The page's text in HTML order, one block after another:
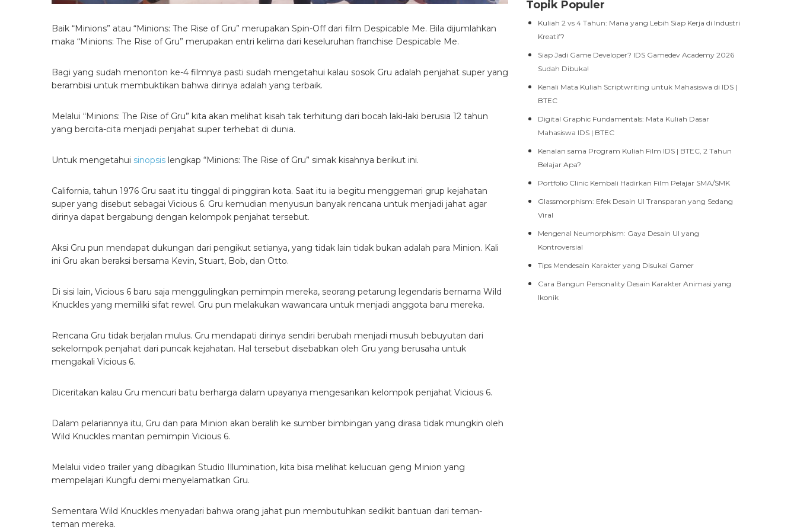
Baik “Minions” atau “Minions: The Rise of Gru” merupakan Spin-Off dari film Despicable Me. Bila dijumlahkan
maka “Minions: The Rise of Gru” merupakan entri kelima dari keseluruhan franchise Despicable Me.
Bagi yang sudah menonton ke-4 filmnya pasti sudah mengetahui kalau sosok Gru adalah penjahat super yang
berambisi untuk membuktikan bahwa dirinya adalah yang terbaik.
Melalui “Minions: The Rise of Gru” kita akan melihat kisah tak terhitung dari bocah laki-laki berusia 12 tahun
yang bercita-cita menjadi penjahat super terhebat di dunia.
Untuk mengetahui sinopsis lengkap “Minions: The Rise of Gru” simak kisahnya berikut ini.
California, tahun 1976 Gru saat itu tinggal di pinggiran kota. Saat itu ia begitu menggemari grup kejahatan
super yang disebut sebagai Vicious 6. Gru kemudian menyusun banyak rencana untuk menjadi jahat agar
dirinya dapat bergabung dengan kelompok penjahat tersebut.
Aksi Gru pun mendapat dukungan dari pengikut setianya, yang tidak lain tidak bukan adalah para Minion. Kali
ini Gru akan beraksi bersama Kevin, Stuart, Bob, dan Otto.
Di sisi lain, Vicious 6 baru saja menggulingkan pemimpin mereka, seorang petarung legendaris bernama Wild
Knuckles yang memiliki sifat rewel. Gru pun melakukan wawancara untuk menjadi anggota baru mereka.
Rencana Gru tidak berjalan mulus. Gru mendapati dirinya sendiri berubah menjadi musuh bebuyutan dari
sekelompok penjahat dari puncak kejahatan. Hal tersebut disebabkan oleh Gru yang berusaha untuk
mengakali Vicious 6.
Diceritakan kalau Gru mencuri batu berharga dalam upayanya mengesankan kelompok penjahat Vicious 6.
Dalam pelariannya itu, Gru dan para Minion akan beralih ke sumber bimbingan yang dirasa tidak mungkin oleh
Wild Knuckles mantan pemimpin Vicious 6.
Melalui video trailer yang dibagikan Studio Illumination, kita bisa melihat kelucuan geng Minion yang
mempelajari Kungfu demi menyelamatkan Gru.
Sementara Wild Knuckles menyadari bahwa orang jahat pun membutuhkan sedikit bantuan dari teman-
teman mereka.
Topik Populer
Kuliah 2 vs 4 Tahun: Mana yang Lebih Siap Kerja di Industri
Kreatif?
Siap Jadi Game Developer? IDS Gamedev Academy 2026
Sudah Dibuka!
Kenali Mata Kuliah Scriptwriting untuk Mahasiswa di IDS |
BTEC
Digital Graphic Fundamentals: Mata Kuliah Dasar
Mahasiswa IDS | BTEC
Kenalan sama Program Kuliah Film IDS | BTEC, 2 Tahun
Belajar Apa?
Portfolio Clinic Kembali Hadirkan Film Pelajar SMA/SMK
Glassmorphism: Efek Desain UI Transparan yang Sedang
Viral
Mengenal Neumorphism: Gaya Desain UI yang
Kontroversial
Tips Mendesain Karakter yang Disukai Gamer
Cara Bangun Personality Desain Karakter Animasi yang
Ikonik